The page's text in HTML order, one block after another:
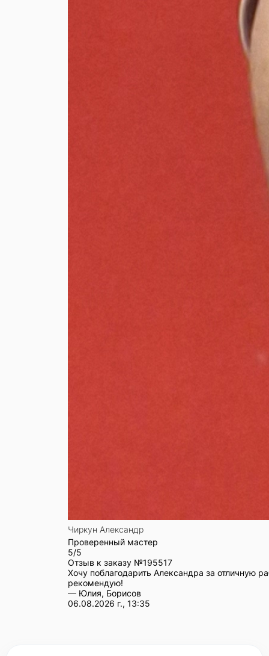
Чиркун Александр
Проверенный мастер
5/5
Отзыв к заказу №195517
Хочу поблагодарить Александра за отличную
рекомендую!
— Юлия, Борисов
06.08.2026 г., 13:35